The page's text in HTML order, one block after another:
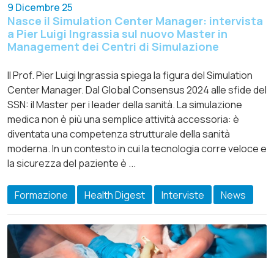
9 Dicembre 25
Nasce il Simulation Center Manager: intervista
a Pier Luigi Ingrassia sul nuovo Master in
Management dei Centri di Simulazione
Il Prof. Pier Luigi Ingrassia spiega la figura del Simulation
Center Manager. Dal Global Consensus 2024 alle sfide del
SSN: il Master per i leader della sanità. La simulazione
medica non è più una semplice attività accessoria: è
diventata una competenza strutturale della sanità
moderna. In un contesto in cui la tecnologia corre veloce e
la sicurezza del paziente è ...
Formazione Health Digest Interviste News